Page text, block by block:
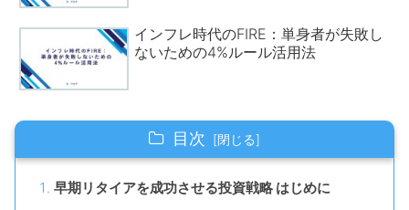
インフレ時代のFIRE：単身者が失敗し
ないための4%ルール活用法
目次
早期リタイアを成功させる投資戦略 はじめに